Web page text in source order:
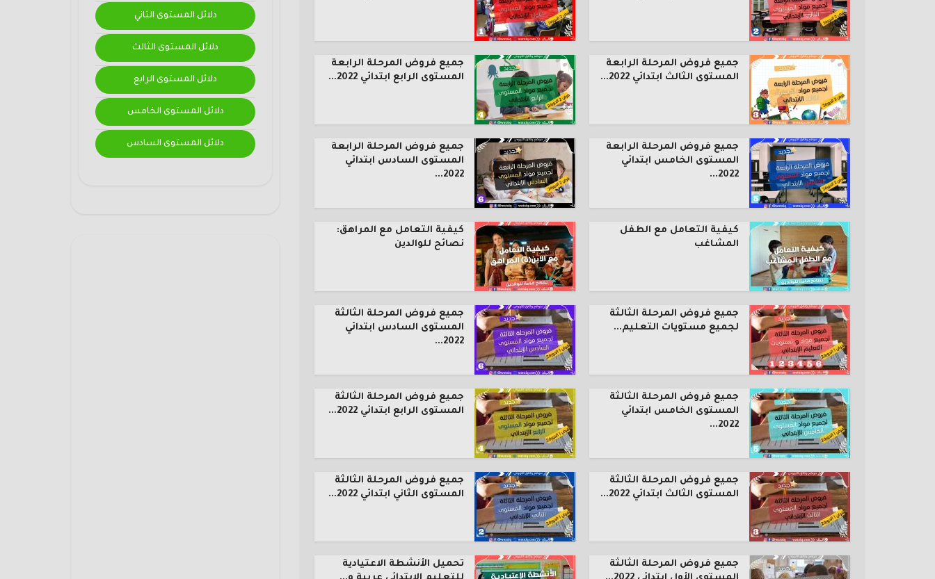
دلائل المستوى الثاني
دلائل المستوى الثالث
دلائل المستوى الرابع
دلائل المستوى الخامس
دلائل المستوى السادس
جميع فروض المرحلة الرابعة
المستوى الثالث ابتدائي 2022...
جميع فروض المرحلة الرابعة
المستوى الرابع ابتدائي 2022...
جميع فروض المرحلة الرابعة
المستوى الخامس ابتدائي
2022...
جميع فروض المرحلة الرابعة
المستوى السادس ابتدائي
2022...
كيفية التعامل مع الطفل
المشاغب
كيفية التعامل مع المراهق:
نصائح للوالدين
جميع فروض المرحلة الثالثة
لجميع مستويات التعليم...
جميع فروض المرحلة الثالثة
المستوى السادس ابتدائي
2022...
جميع فروض المرحلة الثالثة
المستوى الخامس ابتدائي
2022...
جميع فروض المرحلة الثالثة
المستوى الرابع ابتدائي 2022...
جميع فروض المرحلة الثالثة
المستوى الثالث ابتدائي 2022...
جميع فروض المرحلة الثالثة
المستوى الثاني ابتدائي 2022...
جميع فروض المرحلة الثالثة
تحميل الأنشطة الاعتيادية